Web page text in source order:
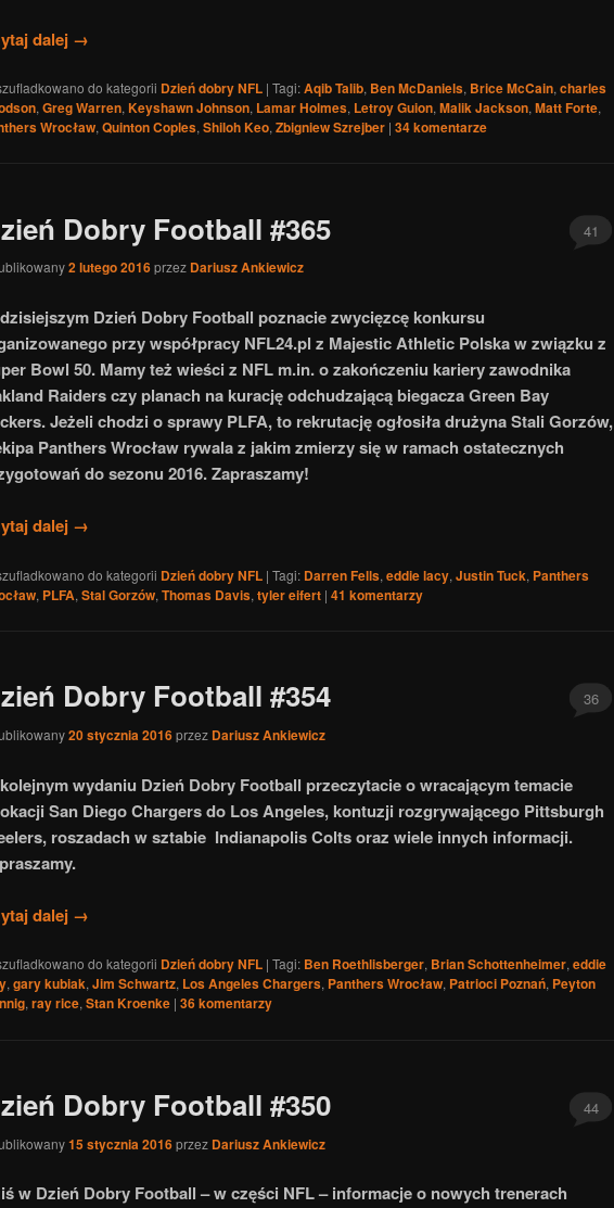
dalej →
do kategorii Dzień dobry NFL | Tagi:Aqib Talib, Ben McDaniels, Brice McCain, charles
, Greg Warren, Keyshawn Johnson, Lamar Holmes, Letroy Guion, Malik Jackson, Matt Forte,
Wrocław, Quinton Coples, Shiloh Keo, Zbigniew Szrejber | 34komentarze
Dobry Football #365
2 lutego 2016przez Dariusz Ankiewicz
41
Dzień Dobry Football poznacie zwycięzcę konkursu
przy współpracy NFL24.pl z Majestic Athletic Polska w związku z
Bowl 50. Mamy też wieści z NFL m.in. o zakończeniu kariery zawodnika
Raiders czy planach na kurację odchudzającą biegacza Green Bay
Jeżeli chodzi o sprawy PLFA, to rekrutację ogłosiła drużynaStali Gorzów,
Panthers Wrocław rywala z jakim zmierzy się w ramach ostatecznych
do sezonu 2016. Zapraszamy!
dalej →
do kategorii Dzień dobry NFL | Tagi: Darren Fells, eddie lacy, Justin Tuck, Panthers
, PLFA, Stal Gorzów, Thomas Davis, tyler eifert | 41 komentarzy
Dobry Football #354
20 stycznia 2016przez Dariusz Ankiewicz
36
wydaniu Dzień Dobry Football przeczytacie o wracającym temacie
San Diego Chargers do Los Angeles, kontuzji rozgrywającego Pittsburgh
roszadach w sztabie Indianapolis Colts oraz wiele innych informacji.
dalej →
do kategorii Dzień dobry NFL | Tagi: Ben Roethlisberger, Brian Schottenheimer, eddie
, gary kubiak, Jim Schwartz, Los Angeles Chargers, Panthers Wrocław, Patrioci Poznań, Peyton
, ray rice, Stan Kroenke | 36komentarzy
Dobry Football #350
15 stycznia 2016przez Dariusz Ankiewicz
44
w Dzień Dobry Football – w części NFL – informacje o nowych trenerach